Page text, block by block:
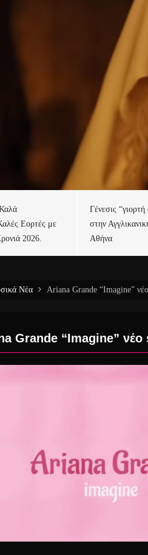
Εορτές με
2026.
Γένεσις
στην
Αθήνα
Νέα Ariana Grande “Imagine”
Grande “Imagine” νέο